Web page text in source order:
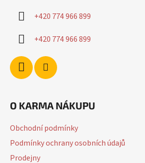
+420 774 966 899
+420 774 966 899
O KARMA NÁKUPU
Obchodní podmínky
Podmínky ochrany osobních údajů
Prodejny